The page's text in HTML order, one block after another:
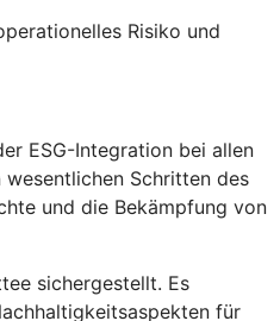
Risiko und
ESG-Integration bei allen
Schritten des
und die Bekämpfung von
sichergestellt. Es
für